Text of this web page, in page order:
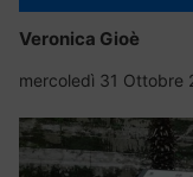
Veronica Gioè
mercoledì 31 Ottobre